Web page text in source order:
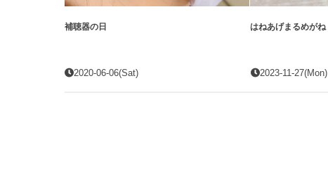
補聴器の日
2020-06-06(Sat)
はねあげまるめがね
2023-11-27(Mon)